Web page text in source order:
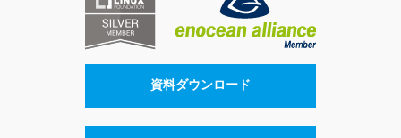
資料ダウンロード